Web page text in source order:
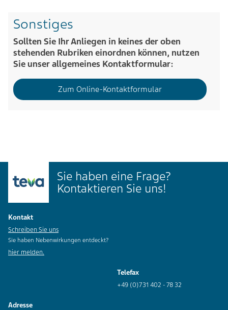
Sonstiges
Sollten Sie Ihr Anliegen in keines der oben
stehenden Rubriken einordnen können, nutzen
Sie unser allgemeines Kontaktformular:
Zum Online-Kontaktformular
Sie haben eine Frage?
Kontaktieren Sie uns!
Kontakt
Schreiben Sie uns
Sie haben Nebenwirkungen entdeckt?
hier melden.
Telefax
+49 (0)731 402 - 78 32
Adresse